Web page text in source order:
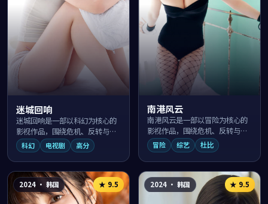
迷城回响
迷城回响是一部以科幻为核心的
影视作品，围绕危机、反转与人
物成长展开，整体节奏紧凑，值
得推荐观看。
科幻 电视剧 高分
南港风云
南港风云是一部以冒险为核心的
影视作品，围绕危机、反转与人
物成长展开，整体节奏紧凑，值
得推荐观看。
冒险 综艺 杜比
2024· 韩国 ★ 9.5 2024· 韩国 ★ 9.5